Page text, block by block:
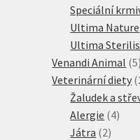
Speciální
Ultima Nature
Ultima
Venandi Animal 55
Veterinární diety
Žaludek a
Alergie 44
Játra 22